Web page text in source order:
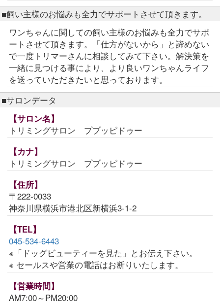
■飼い主様のお悩みも全力でサポートさせて頂きます。
ワンちゃんに関しての飼い主様のお悩みも全力でサポ
ートさせて頂きます。「仕方がないから」と諦めない
で一度トリマーさんに相談してみて下さい。解決策を
一緒に見つける事により、より良いワンちゃんライフ
を送っていただきたいと思っております。
■サロンデータ
【サロン名】
トリミングサロン ププッピドゥー
【カナ】
トリミングサロン ププッピドゥー
【住所】
〒222-0033
神奈川県横浜市港北区新横浜3-1-2
【TEL】
045-534-6443
※「ドッグビューティーを見た」とお伝え下さい。
※ セールスや営業の電話はお断りいたします。
【営業時間】
AM7:00～PM20:00